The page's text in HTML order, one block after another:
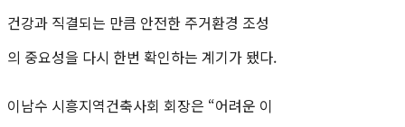
건강과 직결되는 만큼 안전한 주거환경 조성
의 중요성을 다시 한번 확인하는 계기가 됐다.
이남수 시흥지역건축사회 회장은 “어려운 이